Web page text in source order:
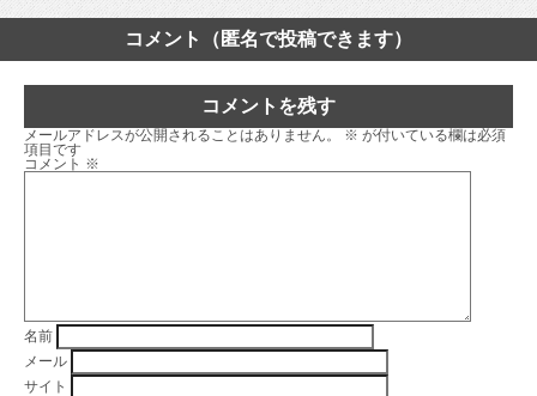
コメント（匿名で投稿できます）
コメントを残す
メールアドレスが公開されることはありません。 ※ が付いている欄は必須
項目です
コメント ※
名前
メール
サイト